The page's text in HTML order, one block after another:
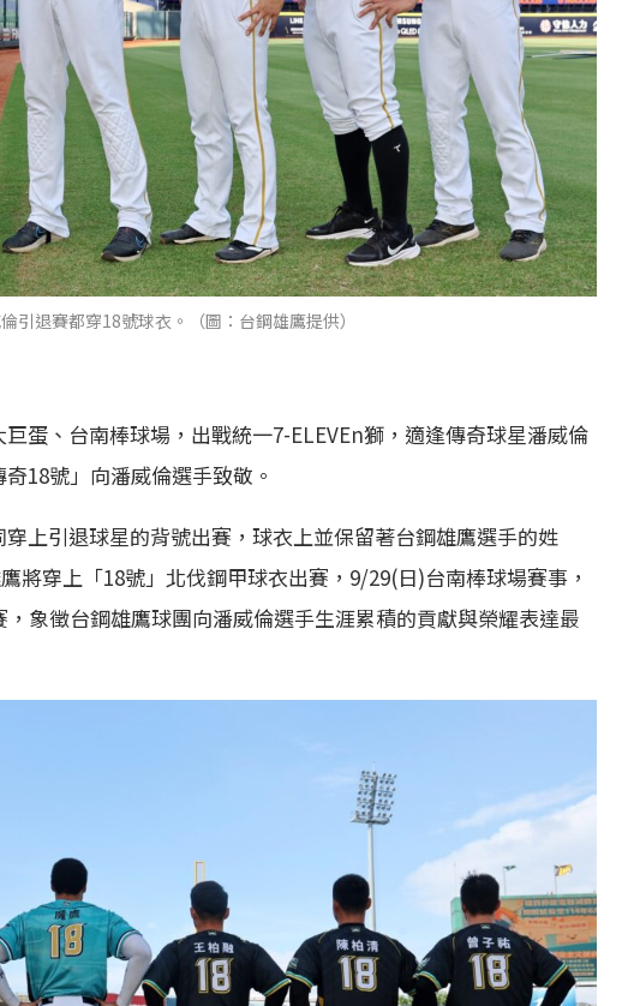
引退賽都穿18號球衣。（圖：台鋼雄鷹提供）
蛋、台南棒球場，出戰統一7-ELEVEn獅，適逢傳奇球星潘威倫
18號」向潘威倫選手致敬。
上引退球星的背號出賽，球衣上並保留著台鋼雄鷹選手的姓
將穿上「18號」北伐鋼甲球衣出賽，9/29(日)台南棒球場賽事，
象徵台鋼雄鷹球團向潘威倫選手生涯累積的貢獻與榮耀表達最